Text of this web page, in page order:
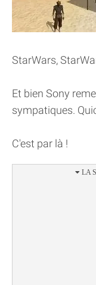
StarWars,
Et bien Sony
sympatiques.
C'est par là !